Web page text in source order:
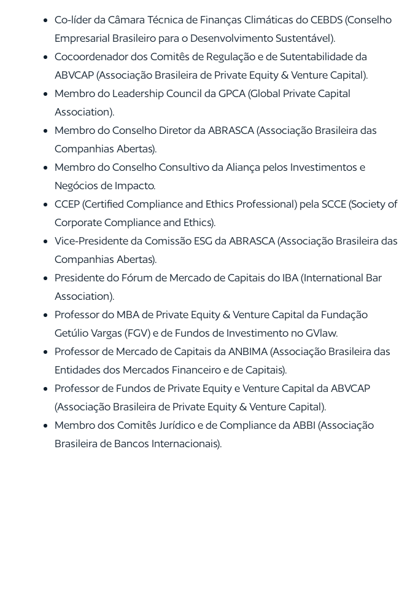
Co-líder da Câmara Técnica de Finanças Climáticas do CEBDS (Conselho
Empresarial Brasileiro para o Desenvolvimento Sustentável).
Cocoordenador dos Comitês de Regulação e de Sutentabilidade da
ABVCAP (Associação Brasileira de Private Equity & Venture Capital).
Membro do Leadership Council da GPCA (Global Private Capital
Association).
Membro do Conselho Diretor da ABRASCA (Associação Brasileira das
Companhias Abertas).
Membro do Conselho Consultivo da Aliança pelos Investimentos e
Negócios de Impacto.
CCEP (Certified Compliance and Ethics Professional) pela SCCE (Society of
Corporate Compliance and Ethics).
Vice-Presidente da Comissão ESG da ABRASCA (Associação Brasileira das
Companhias Abertas).
Presidente do Fórum de Mercado de Capitais do IBA (International Bar
Association).
Professor do MBA de Private Equity & Venture Capital da Fundação
Getúlio Vargas (FGV) e de Fundos de Investimento no GVlaw.
Professor de Mercado de Capitais da ANBIMA (Associação Brasileira das
Entidades dos Mercados Financeiro e de Capitais).
Professor de Fundos de Private Equity e Venture Capital da ABVCAP
(Associação Brasileira de Private Equity & Venture Capital).
Membro dos Comitês Jurídico e de Compliance da ABBI (Associação
Brasileira de Bancos Internacionais).